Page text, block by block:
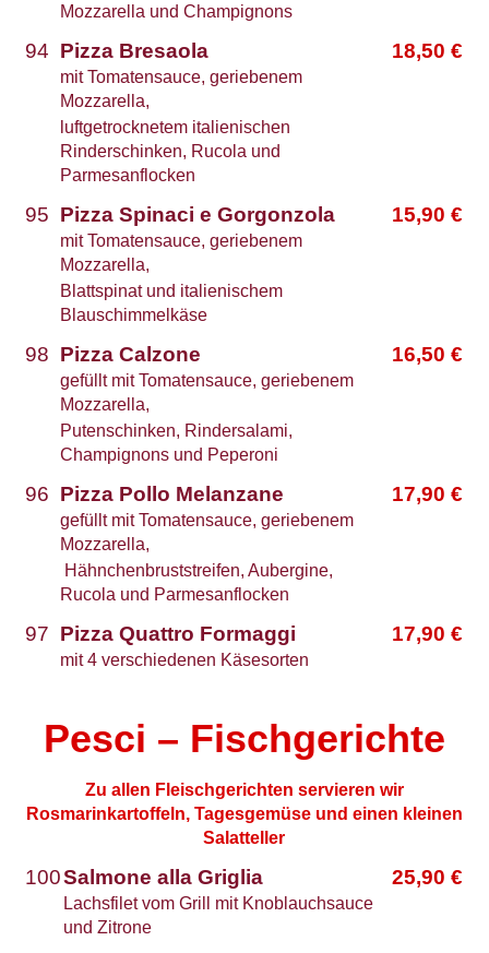
Mozzarella und Champignons
94 Pizza Bresaola 18,50 €
mit Tomatensauce, geriebenem
Mozzarella,
luftgetrocknetem italienischen
Rinderschinken, Rucola und
Parmesanflocken
95 Pizza Spinaci e Gorgonzola 15,90 €
mit Tomatensauce, geriebenem
Mozzarella,
Blattspinat und italienischem
Blauschimmelkäse
98 Pizza Calzone 16,50 €
gefüllt mit Tomatensauce, geriebenem
Mozzarella,
Putenschinken, Rindersalami,
Champignons und Peperoni
96 Pizza Pollo Melanzane 17,90 €
gefüllt mit Tomatensauce, geriebenem
Mozzarella,
Hähnchenbruststreifen, Aubergine,
Rucola und Parmesanflocken
97 Pizza Quattro Formaggi 17,90 €
mit 4 verschiedenen Käsesorten
Pesci – Fischgerichte
Zu allen Fleischgerichten servieren wir
Rosmarinkartoffeln, Tagesgemüse und einen kleinen
Salatteller
100Salmone alla Griglia 25,90 €
Lachsfilet vom Grill mit Knoblauchsauce
und Zitrone